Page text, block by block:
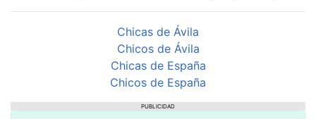
Chicas de Ávila
Chicos de Ávila
Chicas de España
Chicos de España
PUBLICIDAD